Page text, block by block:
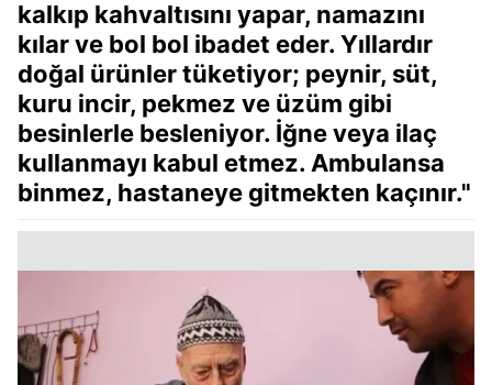
kalkıp kahvaltısını yapar, namazını
kılar ve bol bol ibadet eder. Yıllardır
doğal ürünler tüketiyor; peynir, süt,
kuru incir, pekmez ve üzüm gibi
besinlerle besleniyor. İğne veya ilaç
kullanmayı kabul etmez. Ambulansa
binmez, hastaneye gitmekten kaçınır."